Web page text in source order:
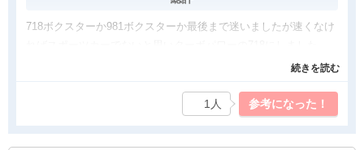
718ボクスターか981ボクスターか最後まで迷いましたが速くなけ
ブーストアップボタンとMR形式でNAの３Lクラスより早いで
５０ｋｍ以下でしたらワンタッチで閉開可能とても便利です。最
新のポルシェは最良のポルシェで間違いありません。これからも
続きを読む
参考になった！
1人